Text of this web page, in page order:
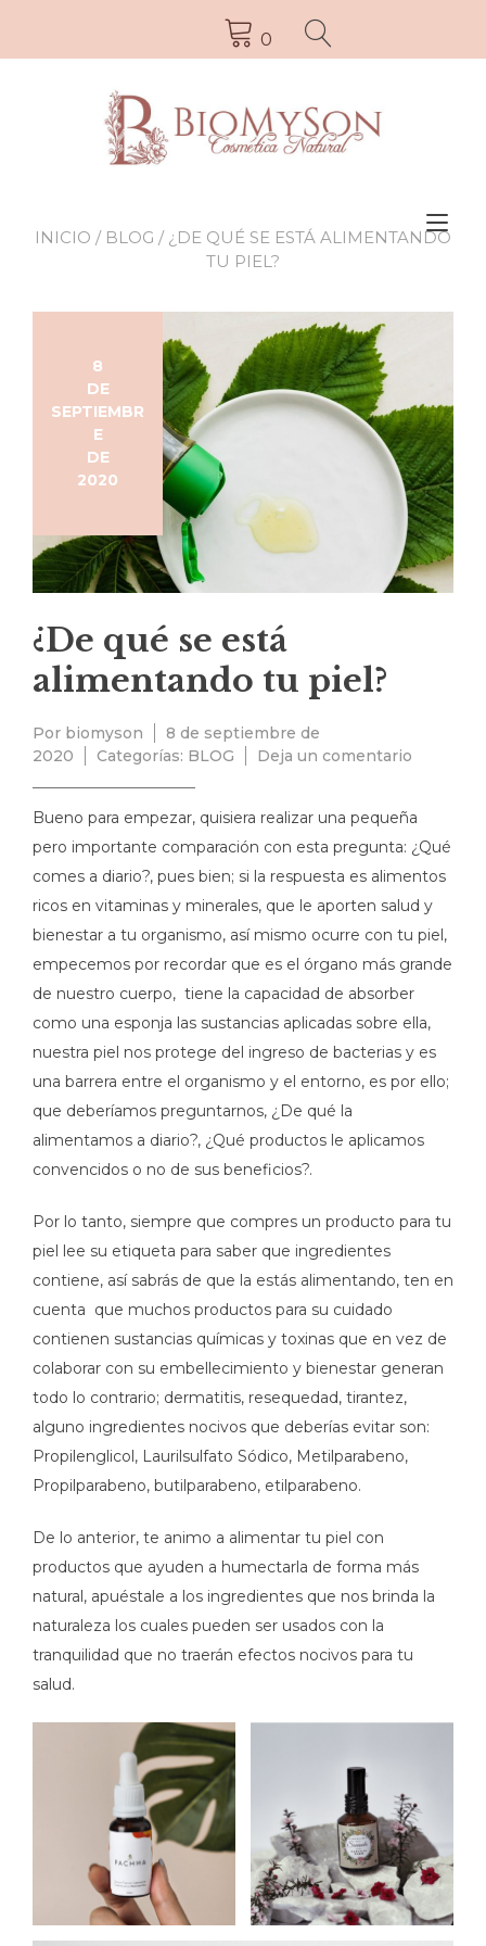
0
la
INICIO / BLOG / ¿DE QUÉ SE ESTÁ ALIMENTANDO
TU PIEL?
8
DE
SEPTIEMBR
E
DE
2020
¿De qué se está
alimentando tu piel?
Por biomyson
8 de septiembre de
2020
Categorías: BLOG Deja un comentario
Bueno para empezar, quisiera realizar una pequeña
pero importante comparación con esta pregunta: ¿Qué
comes a diario?, pues bien; si la respuesta es alimentos
ricos en vitaminas y minerales, que le aporten salud y
bienestar a tu organismo, así mismo ocurre con tu piel,
empecemos por recordar que es el órgano más grande
de nuestro cuerpo, tiene la capacidad de absorber
como una esponja las sustancias aplicadas sobre ella,
nuestra piel nos protege del ingreso de bacterias y es
una barrera entre el organismo y el entorno, es por ello;
que deberíamos preguntarnos, ¿De qué la
alimentamos a diario?, ¿Qué productos le aplicamos
convencidos o no de sus beneficios?.
Por lo tanto, siempre que compres un producto para tu
piel lee su etiqueta para saber que ingredientes
contiene, así sabrás de que la estás alimentando, ten en
cuenta que muchos productos para su cuidado
contienen sustancias químicas y toxinas que en vez de
colaborar con su embellecimiento y bienestar generan
todo lo contrario; dermatitis, resequedad, tirantez,
alguno ingredientes nocivos que deberías evitar son:
Propilenglicol, Laurilsulfato Sódico, Metilparabeno,
Propilparabeno, butilparabeno, etilparabeno.
De lo anterior, te animo a alimentar tu piel con
productos que ayuden a humectarla de forma más
natural, apuéstale a los ingredientes que nos brinda la
naturaleza los cuales pueden ser usados con la
tranquilidad que no traerán efectos nocivos para tu
salud.